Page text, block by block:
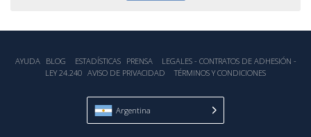
AYUDA BLOG ESTADÍSTICA‎S PRENSA
LEGALES - CONTRATOS DE ADHESIÓN -
LEY 24.240 AVISO DE PRIVACIDAD TÉRMINOS Y CONDICIONES
Argentina